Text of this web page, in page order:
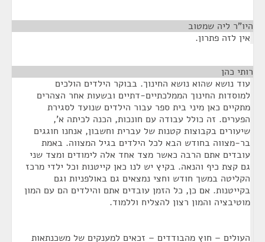
היו"ר ליה שמטוב
אין לזה פתרון.
רותי כהן
עוד נושא שהוא נושא החינוך. בבוקר הילדים הולכים
למוסדות החינוך הממלכתיים-דתיים ובשעות אחר הצהרים
מתקיים כאן מיני בית ספר עבור הילדים שנועד לסגירת
הפערים. זה כולל עבודה עם חונכות, הכנה לכיתה א',
שיעורים בקבוצות קטנות של עברית וחשבון, אנחנו חוגגים
בר-מצווה בחודש הבא לכל הילדים בגיל המצווה. באמת
עובדים אתם הרבה כאשר מצד אחד אלה לימודים ומצד שני
גם קצת כיף והנאה. בקיץ יש לנו כאן קייטנות וכל ילדי מרכז
הקליטה במשך חודש וחצי נמצאים גם באולפניות וגם
בקייטנות. אם כן, כל הזמן עובדים אתם והילדים הם עם המון
מוטיבציה והמון רצון להצליח וללמוד.
העולים – חוץ מהבודדים – זכאים למענקים של משכנתאות